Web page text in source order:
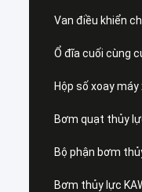
Van điều khiển
Ổ đĩa cuối cùng
Hộp số xoay máy
Bơm quạt thủy
Bộ phận bơm
Bơm thủy lực